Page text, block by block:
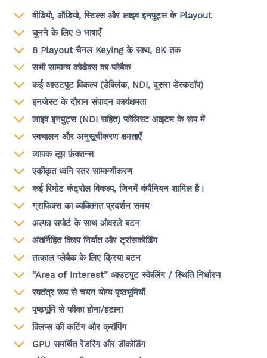
वीडियो, ऑडियो, स्टिल्स और लाइव इनपुट्स के Playout
चुनने के लिए 9 भाषाएँ
8 Playout चैनल Keying के साथ, 8K तक
सभी सामान्य कोडेक्स का प्लेबैक
कई आउटपुट विकल्प (डेक्लिंक, NDI, दूसरा डेस्कटॉप)
इनजेस्ट के दौरान संपादन कार्यक्षमता
लाइव इनपुट्स (NDI सहित) प्लेलिस्ट आइटम के रूप में
स्वचालन और अनुसूचीकरण क्षमताएँ
व्यापक लूप फ़ंक्शन्स
एकीकृत ध्वनि स्तर सामान्यीकरण
कई रिमोट कंट्रोल विकल्प, जिनमें कंपैनियन शामिल है।
ग्राफिक्स का व्यक्तिगत प्रदर्शन समय
अल्फा सपोर्ट के साथ ओवरले बटन
अंतर्निहित क्लिप निर्यात और ट्रांसकोडिंग
तत्काल प्लेबैक के लिए क्रिया बटन
“Area of Interest” आउटपुट स्केलिंग / स्थिति निर्धारण
स्वतंत्र रूप से चयन योग्य पृष्ठभूमियाँ
पृष्ठभूमि से फीका होना/हटाना
क्लिप्स की कटिंग और क्रॉपिंग
GPU समर्थित रेंडरिंग और डीकोडिंग